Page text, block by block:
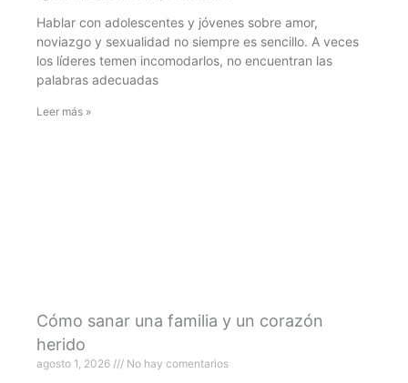
Hablar con adolescentes y jóvenes sobre amor,
noviazgo y sexualidad no siempre es sencillo. A veces
los líderes temen incomodarlos, no encuentran las
palabras adecuadas
Leer más »
Cómo sanar una familia y un corazón
herido
agosto 1, 2026 No hay comentarios